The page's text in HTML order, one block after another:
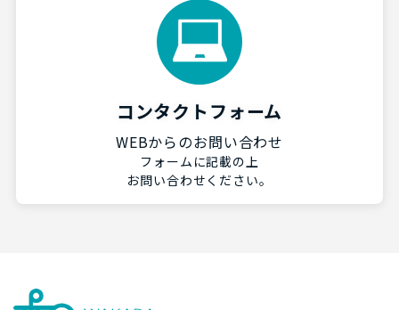
コンタクトフォーム
WEBからのお問い合わせ
フォームに記載の上
お問い合わせください。